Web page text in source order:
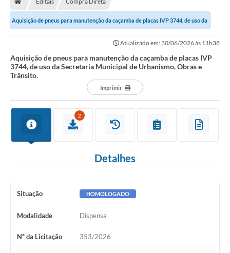
Secretarias
Serviços Online
Contas Públicas
Serviço de Inspeção Municipal - SIM
Esportes
Agenda
Acesso Rápido
Aquisição de pneus para manutenção da caçamba de placas IVP 3744, de uso da
Atualizado em: 30/06/2026 às 11h38
Aquisição de pneus para manutenção da caçamba de placas IVP
3744, de uso da Secretaria Municipal de Urbanismo, Obras e
Trânsito.
Imprimir
2
Detalhes
Situação HOMOLOGADO
Modalidade Dispensa
Nº da Licitação 353/2026